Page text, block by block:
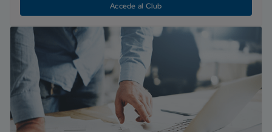
Accede al Club